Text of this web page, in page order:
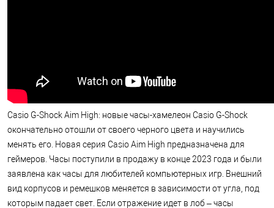
Casio G-Shock Aim High: новые часы-хамелеон Casio G-Shock
окончательно отошли от своего черного цвета и научились
менять его. Новая серия Casio Aim High предназначена для
геймеров. Часы поступили в продажу в конце 2023 года и были
заявлена как часы для любителей компьютерных игр. Внешний
вид корпусов и ремешков меняется в зависимости от угла, под
которым падает свет. Если отражение идет в лоб – часы